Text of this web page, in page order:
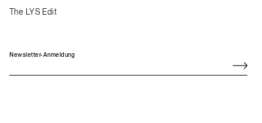
The LYS Edit
Newsletter-Anmeldung